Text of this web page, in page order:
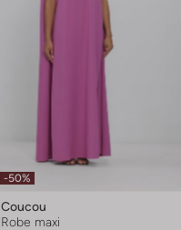
-50%
Coucou
Robe maxi